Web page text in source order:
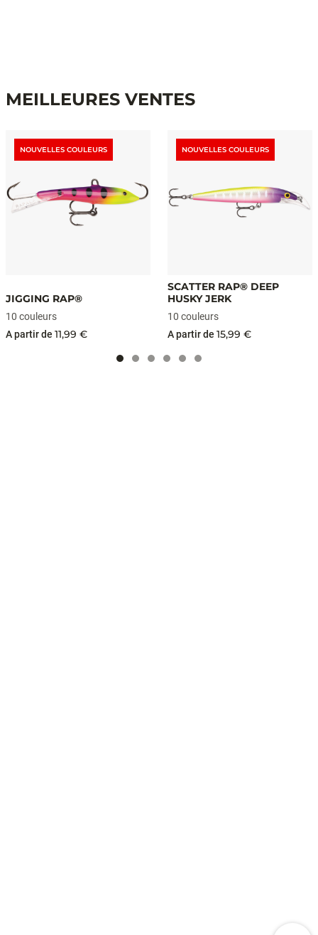
MEILLEURES VENTES
NOUVELLES COULEURS
JIGGING RAP®
10 couleurs
A partir de 11,99 €
NOUVELLES COULEURS
SCATTER RAP® DEEP
HUSKY JERK
10 couleurs
A partir de 15,99 €